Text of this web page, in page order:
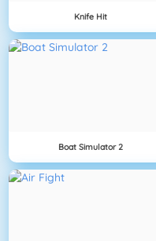
Knife Hit
Boat Simulator 2